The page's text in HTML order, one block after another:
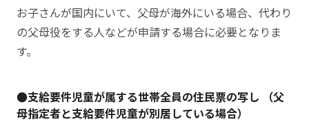
お子さんが国内にいて、父母が海外にいる場合、代わり
の父母役をする人などが申請する場合に必要となりま
す。
●支給要件児童が属する世帯全員の住民票の写し （父
母指定者と支給要件児童が別居している場合）